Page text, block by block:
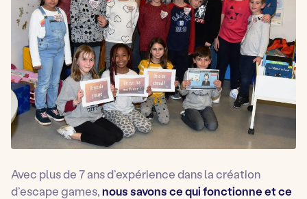
Avec plus de 7 ans d’expérience dans la création
d’escape games,nous savons ce qui fonctionne et ce